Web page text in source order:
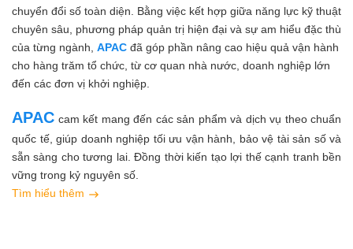
chuyển đổi số toàn diện. Bằng việc kết hợp giữa năng lực kỹ thuật
chuyên sâu, phương pháp quản trị hiện đại và sự am hiểu đặc thù
của từng ngành, APAC đã góp phần nâng cao hiệu quả vận hành
cho hàng trăm tổ chức, từ cơ quan nhà nước, doanh nghiệp lớn
đến các đơn vị khởi nghiệp.
APAC cam kết mang đến các sản phẩm và dịch vụ theo chuẩn
quốc tế, giúp doanh nghiệp tối ưu vận hành, bảo vệ tài sản số và
sẵn sàng cho tương lai. Đồng thời kiến tạo lợi thế cạnh tranh bền
vững trong kỷ nguyên số.
Tìm hiểu thêm